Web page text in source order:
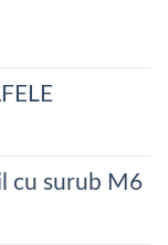
cu surub M6